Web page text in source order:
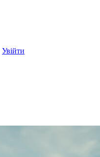
Увійти